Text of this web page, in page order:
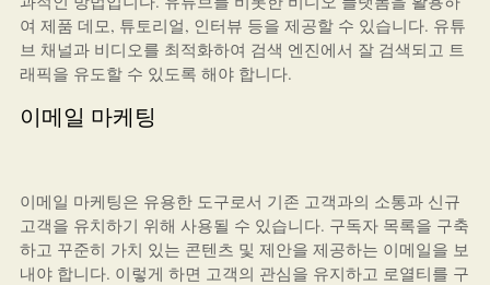
여 제품 데모, 튜토리얼, 인터뷰 등을 제공할 수 있습니다. 유튜
브 채널과 비디오를 최적화하여 검색 엔진에서 잘 검색되고 트
래픽을 유도할 수 있도록 해야 합니다.
이메일 마케팅
이메일 마케팅은 유용한 도구로서 기존 고객과의 소통과 신규
고객을 유치하기 위해 사용될 수 있습니다. 구독자 목록을 구축
하고 꾸준히 가치 있는 콘텐츠 및 제안을 제공하는 이메일을 보
내야 합니다. 이렇게 하면 고객의 관심을 유지하고 로열티를 구